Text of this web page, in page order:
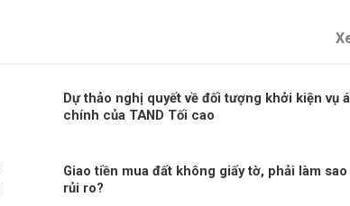
Dự thảo nghị quyết về đối tượng khởi kiện vụ
chính của TAND Tối cao
Giao tiền mua đất không giấy tờ, phải làm
rủi ro?